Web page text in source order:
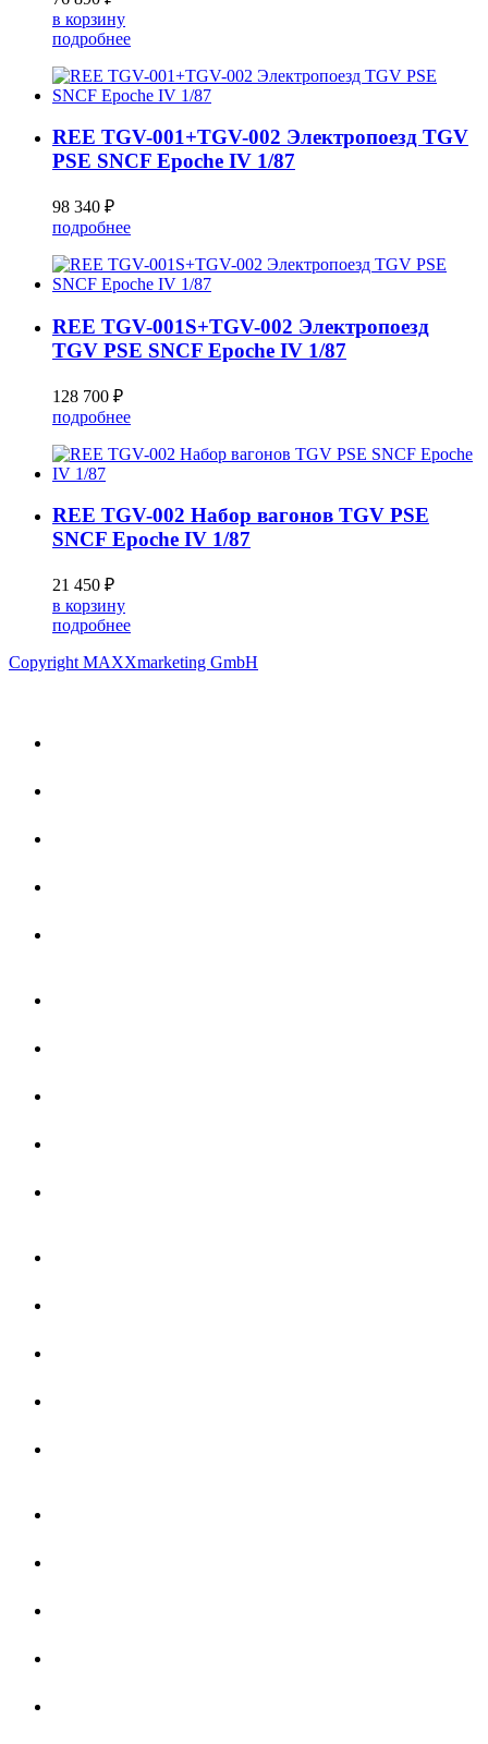
в корзину
подробнее
REE TGV-001+TGV-002 Электропоезд TGV
PSE SNCF Epoche IV 1/87
98 340 ₽
подробнее
REE TGV-001S+TGV-002 Электропоезд
TGV PSE SNCF Epoche IV 1/87
128 700 ₽
подробнее
REE TGV-002 Набор вагонов TGV PSE
SNCF Epoche IV 1/87
21 450 ₽
в корзину
подробнее
Copyright MAXXmarketing GmbH